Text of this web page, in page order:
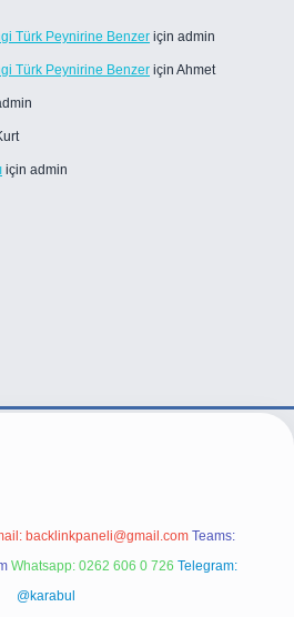
Türk Peynirine Benzer için admin
Türk Peynirine Benzer için Ahmet
için admin
backlinkpaneli@gmail.com Teams:
Whatsapp: 0262 606 0 726 Telegram:
@karabul